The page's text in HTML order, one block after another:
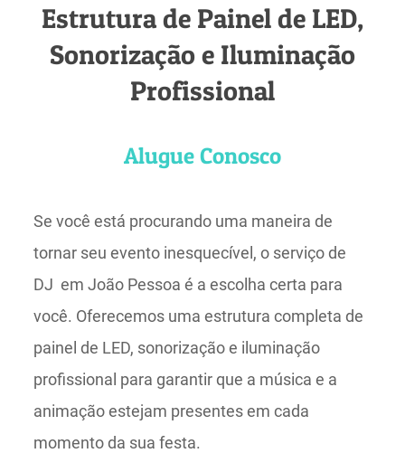
Estrutura de Painel de LED,
Sonorização e Iluminação
Profissional
Alugue Conosco
Se você está procurando uma maneira de
tornar seu evento inesquecível, o serviço de
DJ em João Pessoa é a escolha certa para
você. Oferecemos uma estrutura completa de
painel de LED, sonorização e iluminação
profissional para garantir que a música e a
animação estejam presentes em cada
momento da sua festa.